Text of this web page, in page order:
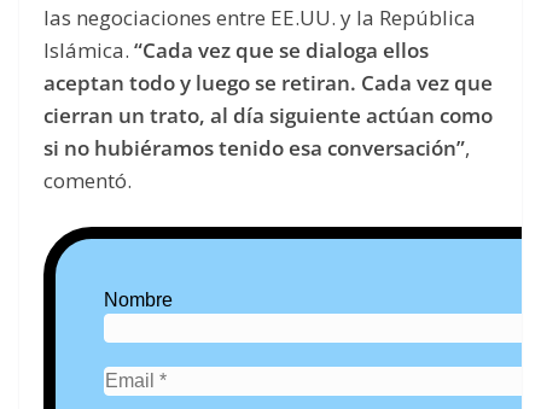
las negociaciones entre EE.UU. y la República
Islámica. “Cada vez que se dialoga ellos
aceptan todo y luego se retiran. Cada vez que
cierran un trato, al día siguiente actúan como
si no hubiéramos tenido esa conversación”,
comentó.
Nombre